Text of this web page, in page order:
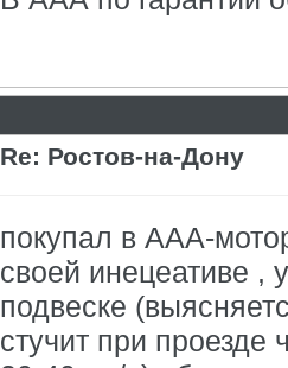
Re: Ростов-на-Дону
покупал в ААА-
своей инецеативе ,
подвеске
стучит при проезде